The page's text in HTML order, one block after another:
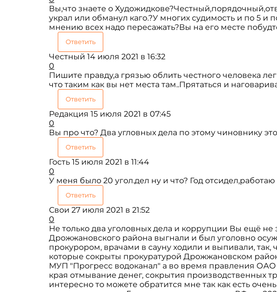
Вы,что знаете о
украл или обманул каго.?У многих судимость и по 5 и
мнению всех надо пересажать?Вы на его месте
Ответить
Честный 14 июля 2021 в 16:32
0
Пишите правду,а грязью облить честного человека
что таким как вы нет места там..Прятаться и
Ответить
Редакция 15 июля 2021 в 07:45
0
Вы про что? Два угловных дела по этому чиновнику
Ответить
Гость 15 июля 2021 в 11:44
0
У меня было 20 угол.дел ну и что? Год отсидел,работаю
Ответить
Свои 27 июля 2021 в 21:52
0
Не только два уголовных дела и коррупции Вы ещё не
Дрожжановского района выгнали и был уголовно
прокурором, врачами в сауну ходили и выпивали,
которые сокрыты прокуратурой Дрожжановском
МУП "Прогресс водоканал" а во время правления
края отмывание денег, сокрытия производственных
интересно то можете обратится мне так как есть